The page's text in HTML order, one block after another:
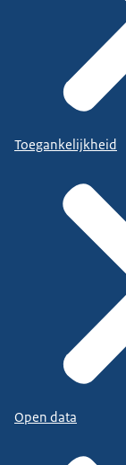
Toegankelijkheid
Open data